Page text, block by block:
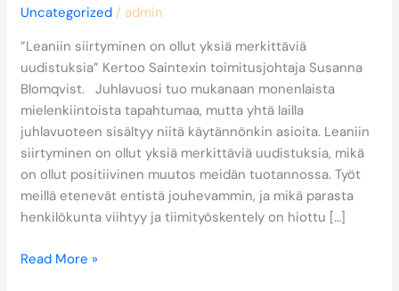
Uncategorized / admin
”Leaniin siirtyminen on ollut yksiä merkittäviä
uudistuksia” Kertoo Saintexin toimitusjohtaja Susanna
Blomqvist. Juhlavuosi tuo mukanaan monenlaista
mielenkiintoista tapahtumaa, mutta yhtä lailla
juhlavuoteen sisältyy niitä käytännönkin asioita. Leaniin
siirtyminen on ollut yksiä merkittäviä uudistuksia, mikä
on ollut positiivinen muutos meidän tuotannossa. Työt
meillä etenevät entistä jouhevammin, ja mikä parasta
henkilökunta viihtyy ja tiimityöskentely on hiottu […]
Read More »